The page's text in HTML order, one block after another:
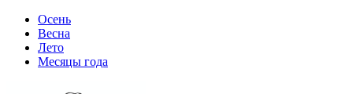
Осень
Весна
Лето
Месяцы года